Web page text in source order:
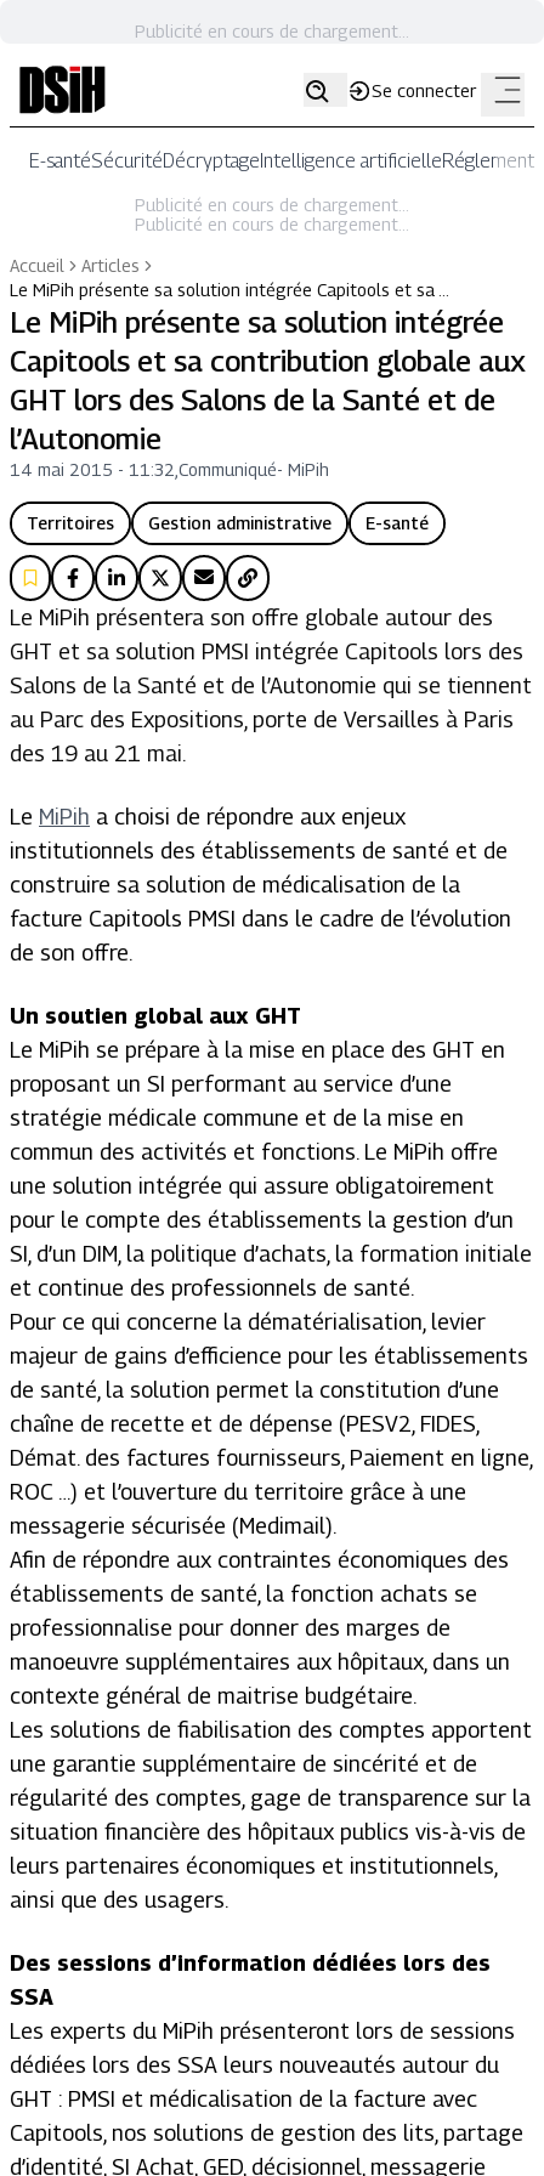
Publicité en cours de chargement...
Se connecter
E-santéSécuritéDécryptageIntelligence artificielle
Publicité en cours de chargement...
Publicité en cours de chargement...
Accueil
Articles
Le MiPih présente sa solution intégrée Capitools et sa …
Le MiPih présente sa solution intégrée
Capitools et sa contribution globale aux
GHT lors des Salons de la Santé et de
l’Autonomie
14 mai 2015 - 11:32 Communiqué- MiPih
Territoires Gestion administrative E-santé
Le MiPih présentera son offre globale autour des
GHT et sa solution PMSI intégrée Capitools lors des
Salons de la Santé et de l’Autonomie qui se tiennent
au Parc des Expositions, porte de Versailles à Paris
des 19 au 21 mai.
Le MiPih a choisi de répondre aux enjeux
institutionnels des établissements de santé et de
construire sa solution de médicalisation de la
facture Capitools PMSI dans le cadre de l’évolution
de son offre.
Un soutien global aux GHT
Le MiPih se prépare à la mise en place des GHT en
proposant un SI performant au service d’une
stratégie médicale commune et de la mise en
commun des activités et fonctions. Le MiPih offre
une solution intégrée qui assure obligatoirement
pour le compte des établissements la gestion d’un
SI, d’un DIM, la politique d’achats, la formation initiale
et continue des professionnels de santé.
Pour ce qui concerne la dématérialisation, levier
majeur de gains d’efficience pour les établissements
de santé, la solution permet la constitution d’une
chaîne de recette et de dépense (PESV2, FIDES,
Démat. des factures fournisseurs, Paiement en ligne,
ROC …) et l’ouverture du territoire grâce à une
messagerie sécurisée (Medimail).
Afin de répondre aux contraintes économiques des
établissements de santé, la fonction achats se
professionnalise pour donner des marges de
manoeuvre supplémentaires aux hôpitaux, dans un
contexte général de maitrise budgétaire.
Les solutions de fiabilisation des comptes apportent
une garantie supplémentaire de sincérité et de
régularité des comptes, gage de transparence sur la
situation financière des hôpitaux publics vis-à-vis de
leurs partenaires économiques et institutionnels,
ainsi que des usagers.
Des sessions d’information dédiées lors des
SSA
Les experts du MiPih présenteront lors de sessions
dédiées lors des SSA leurs nouveautés autour du
GHT : PMSI et médicalisation de la facture avec
Capitools, nos solutions de gestion des lits, partage
d’identité, SI Achat, GED, décisionnel, messagerie